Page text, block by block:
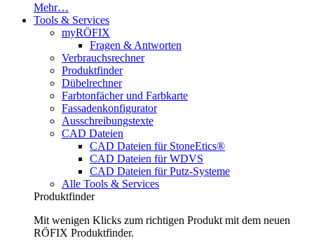
Mehr…
Tools & Services
myRÖFIX
Fragen & Antworten
Verbrauchsrechner
Produktfinder
Dübelrechner
Farbtonfächer und Farbkarte
Fassadenkonfigurator
Ausschreibungstexte
CAD Dateien
CAD Dateien für StoneEtics®
CAD Dateien für WDVS
CAD Dateien für Putz-Systeme
Alle Tools & Services
Produktfinder
Mit wenigen Klicks zum richtigen Produkt mit dem neuen
RÖFIX Produktfinder.